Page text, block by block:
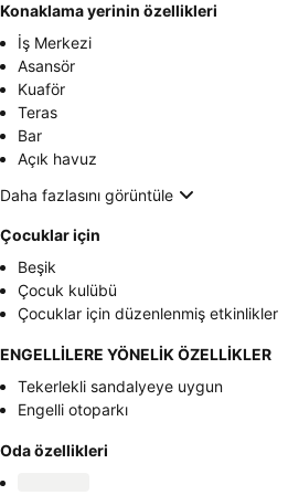
Konaklama yerinin özellikleri
İş Merkezi
Asansör
Kuaför
Teras
Bar
Açık havuz
Daha fazlasını görüntüle
Çocuklar için
Beşik
Çocuk kulübü
Çocuklar için düzenlenmiş etkinlikler
ENGELLİLERE YÖNELİK ÖZELLİKLER
Tekerlekli sandalyeye uygun
Engelli otoparkı
Oda özellikleri